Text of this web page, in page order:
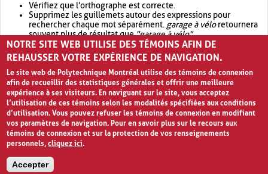
Vérifiez que l'orthographe est correcte.
Supprimez les guillemets autour des expressions pour
rechercher chaque mot séparément. garage à véloretournera
souvent plus de résultat que"garage à vélo".
Envisagez d'élargir votre recherche avec OR.garage OR vélo
retournera souvent plus de résultat quegarage à vélo
NOTRE SITE WEB UTILISE DES TÉMOINS AFIN DE
REHAUSSER VOTRE EXPÉRIENCE DE NAVIGATION.
Le site web de Polytechnique Montréal utilise des témoins de connexion
afin de recueillir des statistiques générales et offrir une meilleure
expérience à ses visiteurs. En naviguant sur le site, vous acceptez
l’utilisation de ces témoins selon les modalités spécifiées aux conditions
d’utilisation. Vous pouvez refuser les témoins de connexion en modifiant
vos paramètres de navigation. Pour en savoir plus sur le recours aux
témoins de connexion et sur la protection de vos renseignements
personnels,cliquez ici.
Accepter